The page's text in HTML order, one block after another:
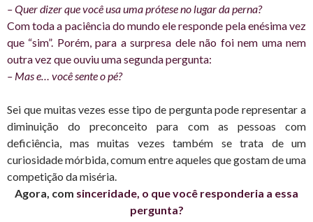
– Quer dizer que você usa uma prótese no lugar da perna?
Com toda a paciência do mundo ele responde pela enésima vez
que “sim”. Porém, para a surpresa dele não foi nem uma nem
outra vez que ouviu uma segunda pergunta:
– Mas e… você sente o pé?
Sei que muitas vezes esse tipo de pergunta pode representar a
diminuição do preconceito para com as pessoas com
deficiência, mas muitas vezes também se trata de um
curiosidade mórbida, comum entre aqueles que gostam de uma
competição da miséria.
Agora, com sinceridade, o que você responderia a essa
pergunta?